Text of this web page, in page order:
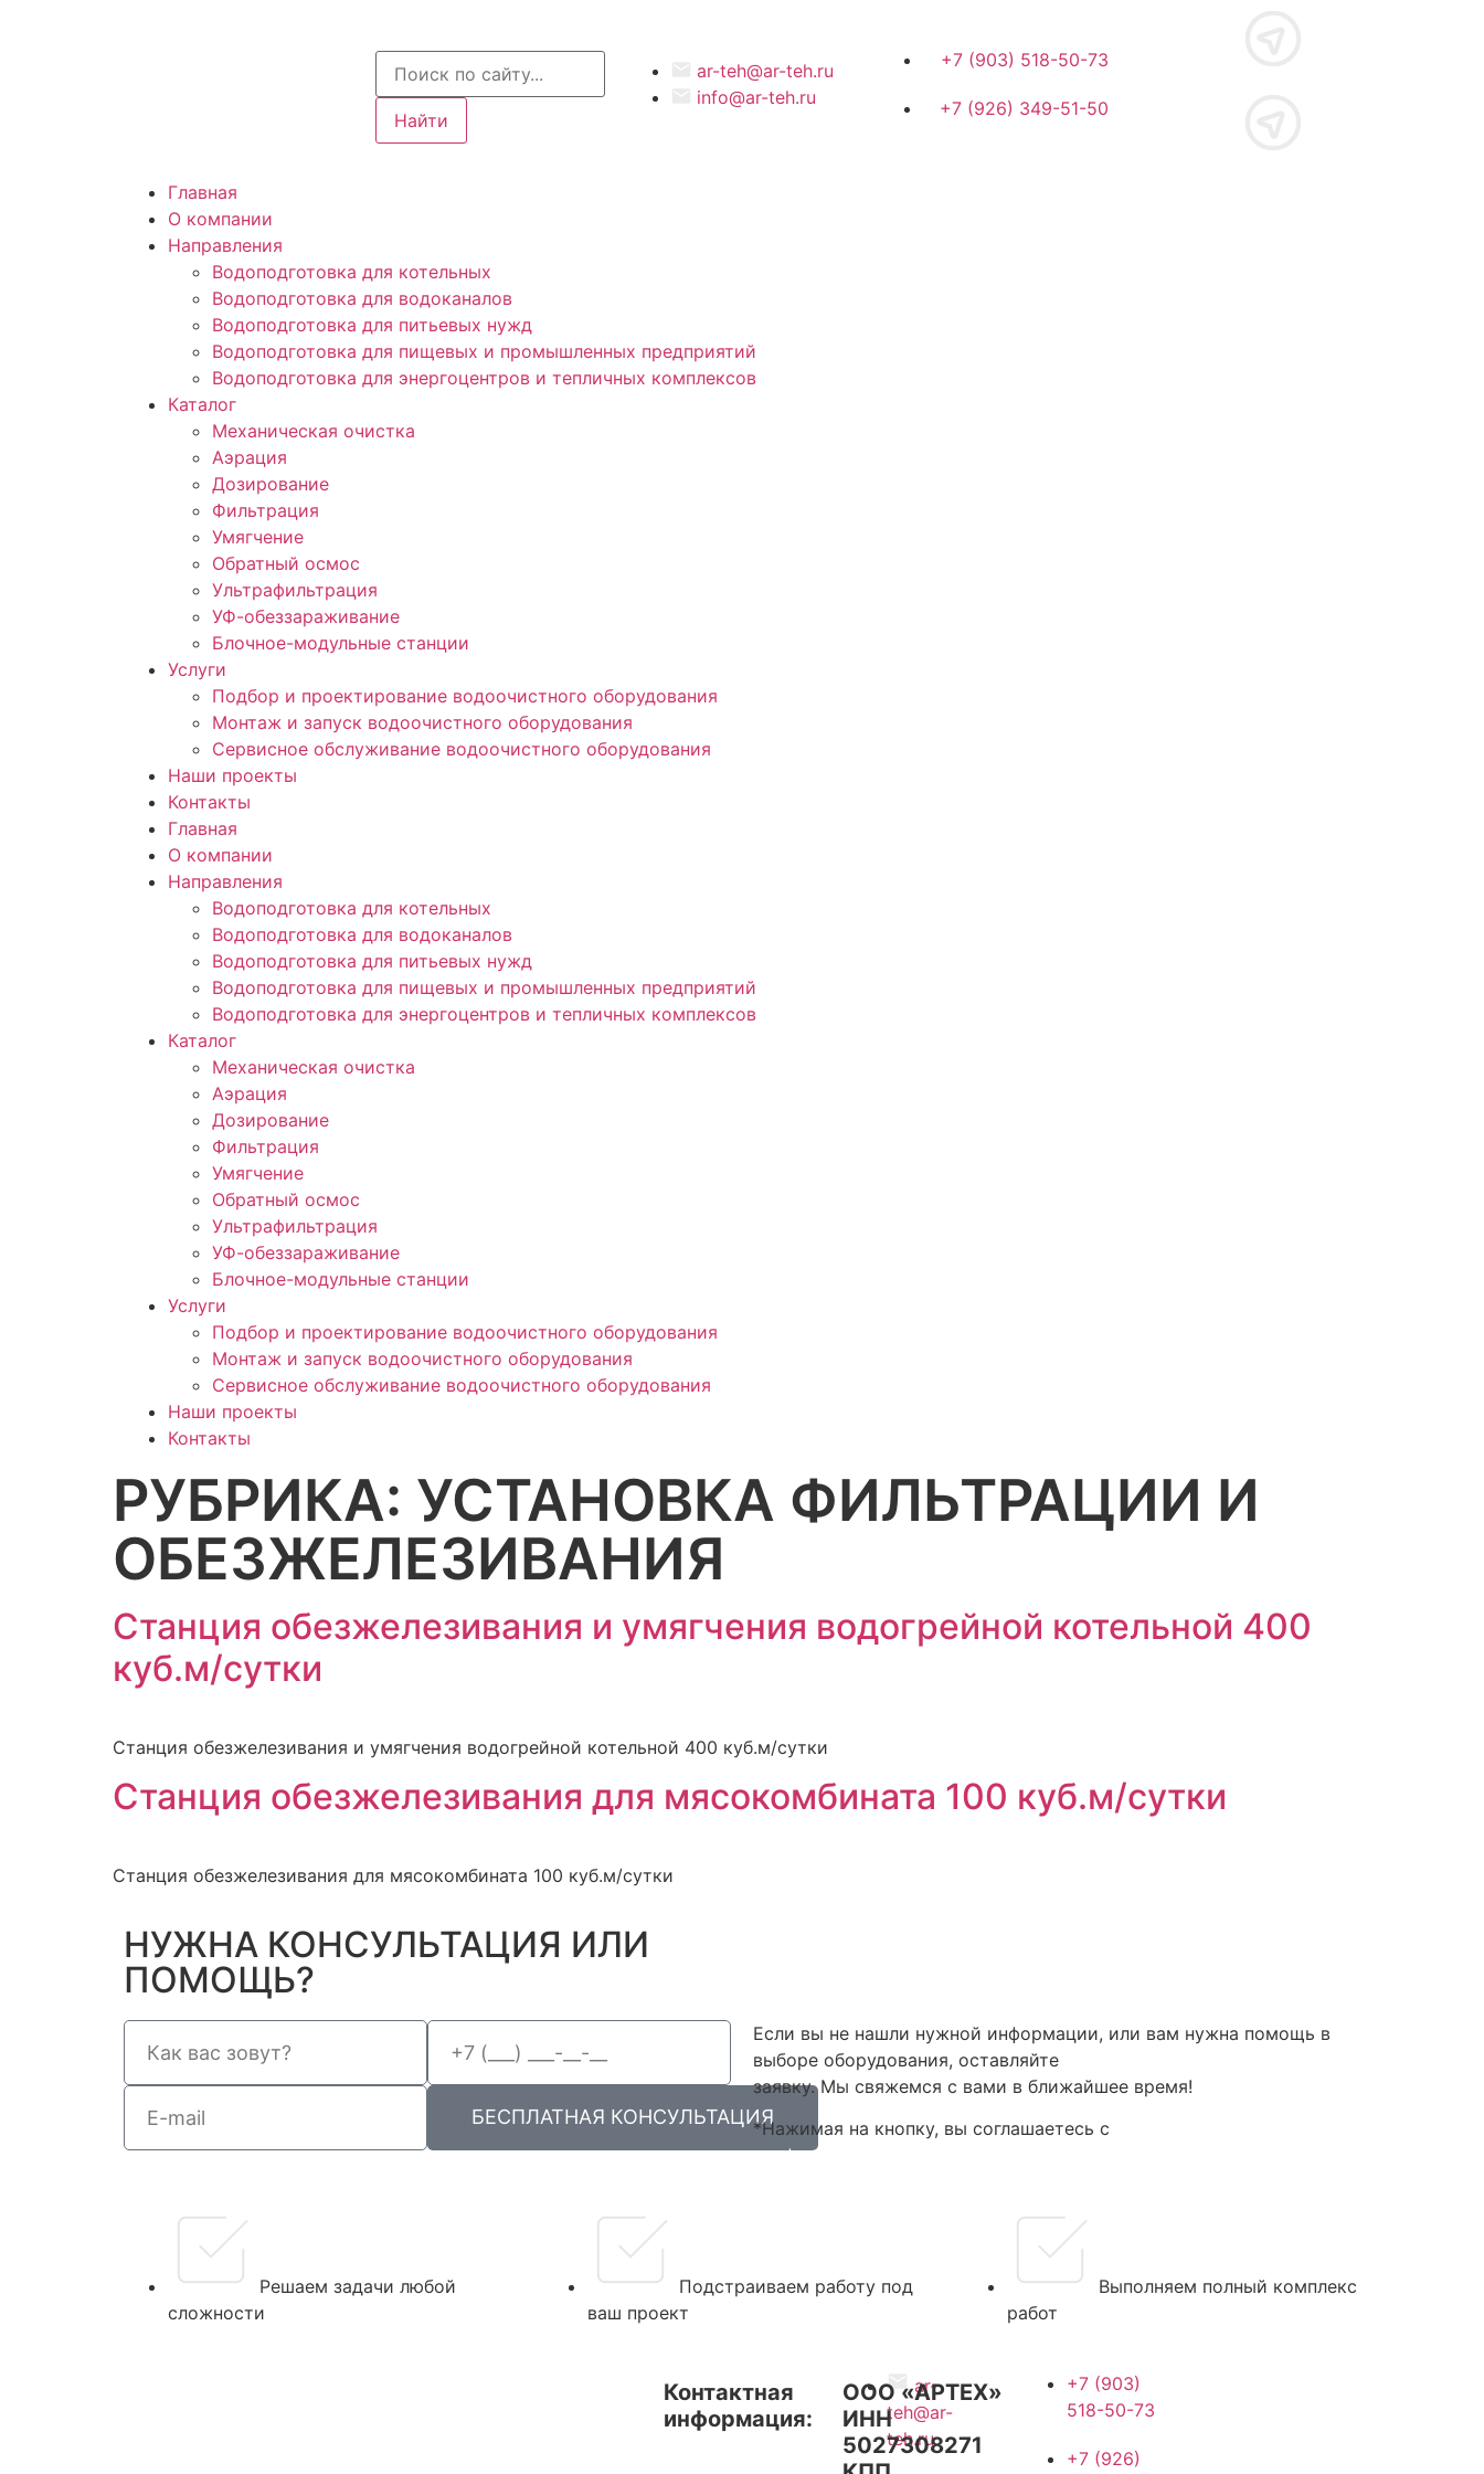
Найти
ar-teh@ar-teh.ru
info@ar-teh.ru
+7 (903) 518-50-73
+7 (926) 349-51-50
Главная
О компании
Направления
Водоподготовка для котельных
Водоподготовка для водоканалов
Водоподготовка для питьевых нужд
Водоподготовка для пищевых и промышленных предприятий
Водоподготовка для энергоцентров и тепличных комплексов
Каталог
Механическая очистка
Аэрация
Дозирование
Фильтрация
Умягчение
Обратный осмос
Ультрафильтрация
УФ-обеззараживание
Блочное-модульные станции
Услуги
Подбор и проектирование водоочистного оборудования
Монтаж и запуск водоочистного оборудования
Сервисное обслуживание водоочистного оборудования
Наши проекты
Контакты
Главная
О компании
Направления
Водоподготовка для котельных
Водоподготовка для водоканалов
Водоподготовка для питьевых нужд
Водоподготовка для пищевых и промышленных предприятий
Водоподготовка для энергоцентров и тепличных комплексов
Каталог
Механическая очистка
Аэрация
Дозирование
Фильтрация
Умягчение
Обратный осмос
Ультрафильтрация
УФ-обеззараживание
Блочное-модульные станции
Услуги
Подбор и проектирование водоочистного оборудования
Монтаж и запуск водоочистного оборудования
Сервисное обслуживание водоочистного оборудования
Наши проекты
Контакты
РУБРИКА: УСТАНОВКА ФИЛЬТРАЦИИ И
ОБЕЗЖЕЛЕЗИВАНИЯ
Станция обезжелезивания и умягчения водогрейной котельной 400
куб.м/сутки
Станция обезжелезивания и умягчения водогрейной котельной 400 куб.м/сутки
Станция обезжелезивания для мясокомбината 100 куб.м/сутки
Станция обезжелезивания для мясокомбината 100 куб.м/сутки
НУЖНА КОНСУЛЬТАЦИЯ ИЛИ
ПОМОЩЬ?
БЕСПЛАТНАЯ КОНСУЛЬТАЦИЯ
Если вы не нашли нужной информации, или вам нужна помощь в
выборе оборудования, оставляйте
заявку. Мы свяжемся с вами в ближайшее время!
*Нажимая на кнопку, вы соглашаетесь с
конфиденциальности данных
Решаем задачи любой
сложности
Подстраиваем работу под
ваш проект
Выполняем полный комплекс
работ
Контактная
информация:
ar-
teh@ar-
teh.ru
ООО «АРТЕХ»
ИНН
5027308271
+7 (903)
518-50-73
+7 (926)